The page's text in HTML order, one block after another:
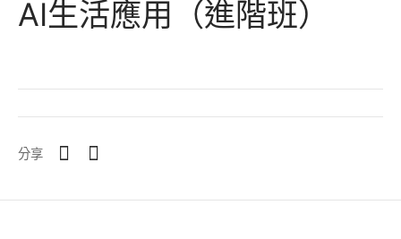
AI生活應用（進階班）
分享